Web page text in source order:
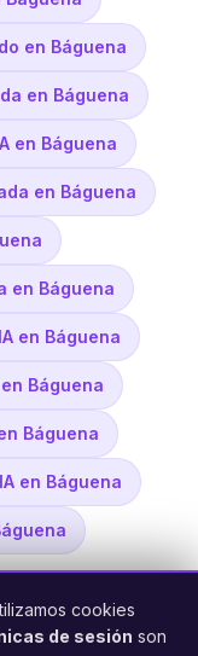
en Báguena
en Báguena
en Báguena
en Báguena
en Báguena
en Báguena
Báguena
Báguena
en Báguena
cookies
de sesión son